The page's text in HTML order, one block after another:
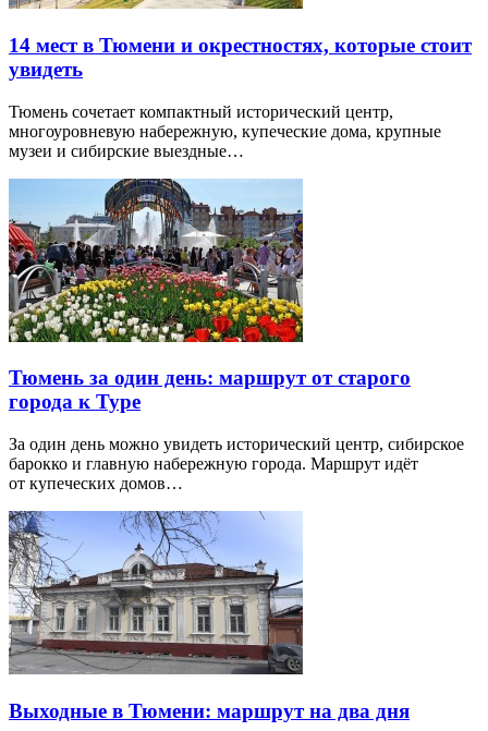
14 мест в Тюмени и окрестностях, которые стоит
увидеть
Тюмень сочетает компактный исторический центр,
многоуровневую набережную, купеческие дома, крупные
музеи и сибирские выездные…
Тюмень за один день: маршрут от старого
города к Туре
За один день можно увидеть исторический центр, сибирское
барокко и главную набережную города. Маршрут идёт
от купеческих домов…
Выходные в Тюмени: маршрут на два дня